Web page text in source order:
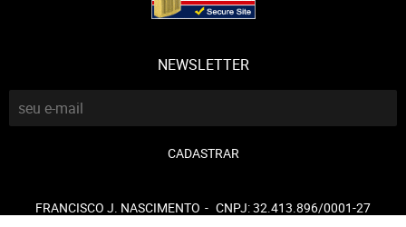
NEWSLETTER
CADASTRAR
FRANCISCO J. NASCIMENTO CNPJ: 32.413.896/0001-27